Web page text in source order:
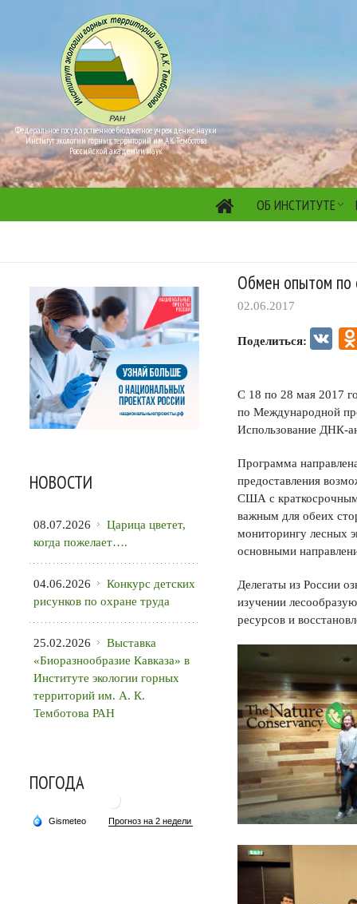
Федеральное государственное бюджетное учреждение науки
Институт экологии горных территорий им. А.К. Темботова
Российской академии наук
ОБ ИНСТИТУТЕ
Обмен опытом по
02.06.2017
Поделиться: VK
С 18 по 28 мая 2017
по Международной
Использование ДНК-
Программа
предоставления
США с краткосрочным
важным для обеих
мониторингу лесных
основными
Делегаты из России
изучении
ресурсов и
НОВОСТИ
08.07.2026
Царица цветет,
когда пожелает….
04.06.2026
Конкурс детских
рисунков по охране труда
25.02.2026
Выставка
«Биоразнообразие Кавказа» в
Институте экологии горных
территорий им. А. К.
Темботова РАН
ПОГОДА